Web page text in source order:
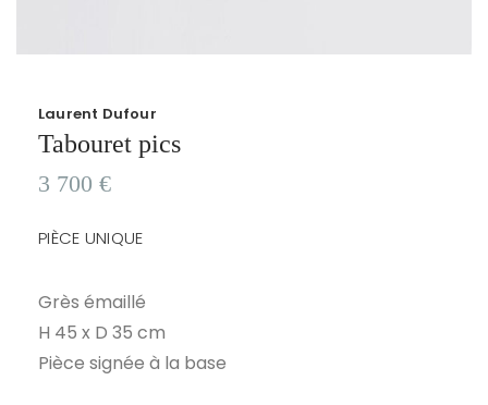
Laurent Dufour
Tabouret pics
3 700 €
PIÈCE UNIQUE
Grès émaillé
H 45 x D 35 cm
Pièce signée à la base